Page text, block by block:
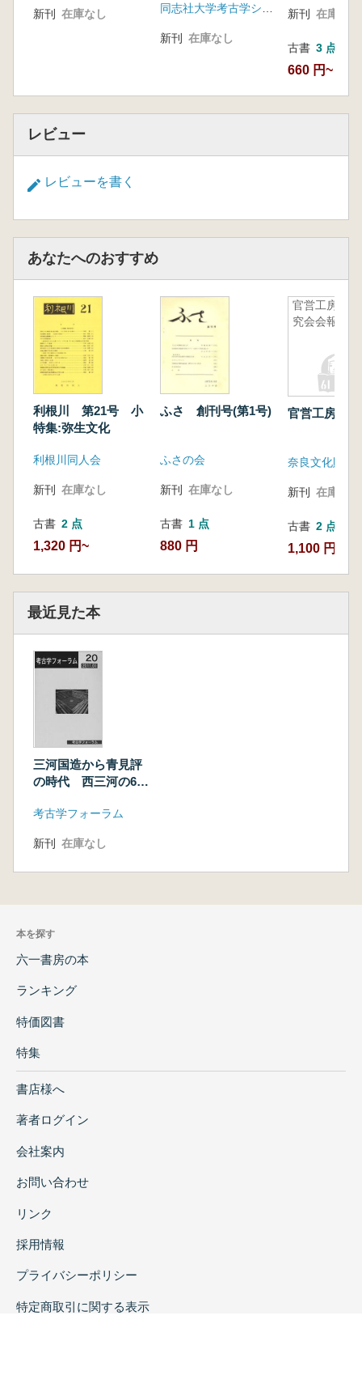
新刊 在庫なし
新刊 在庫なし
新刊 在庫なし
古書 3 点
660 円~
レビュー
レビューを書く
あなたへのおすすめ
利根川 第21号 小
特集:弥生文化
利根川同人会
新刊 在庫なし
古書 2 点
1,320 円~
ふさ 創刊号(第1号)
ふさの会
新刊 在庫なし
古書 1 点
880 円
官営工房研
究会会報8
官営工房研
奈良文化財研
新刊 在庫なし
古書 2 点
1,100 円~
最近見た本
三河国造から青見評
の時代 西三河の6〜
考古学フォーラム
新刊 在庫なし
本を探す
六一書房の本
ランキング
特価図書
特集
書店様へ
著者ログイン
会社案内
お問い合わせ
リンク
採用情報
プライバシーポリシー
特定商取引に関する表示